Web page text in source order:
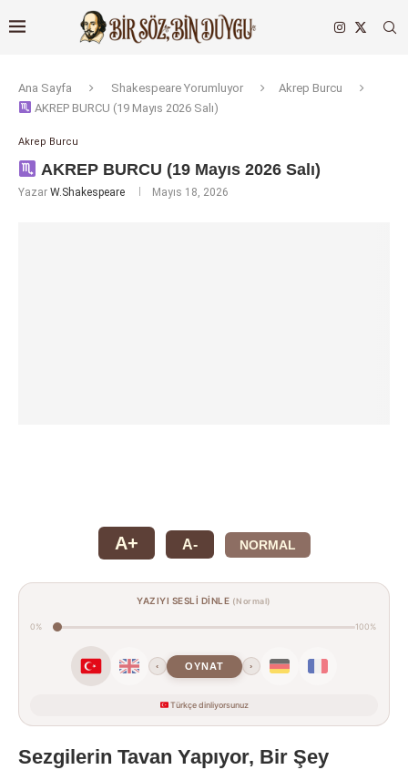
Ana Sayfa Shakespeare Yorumluyor
Akrep Burcu
AKREP BURCU (19 Mayıs 2026 Salı)
Akrep Burcu
AKREP BURCU (19 Mayıs 2026 Salı)
Yazar W.Shakespeare Mayıs 18, 2026
A+ A- NORMAL
YAZIYI SESLİ DİNLE (Normal)
0% 100%
‹ OYNAT ›
Türkçe dinliyorsunuz
Sezgilerin Tavan Yapıyor, Bir Şey